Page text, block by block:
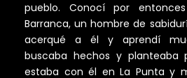
pueblo. Conocí por
Barranca, un hombre de
acerqué a él y aprendí
buscaba hechos y planteaba
estaba con él en La Punta y